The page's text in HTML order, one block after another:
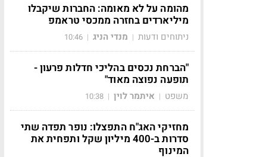
מהומה על לא מאומה: החברות שיקבלו
מיליארדים בחזרה ממכסי טראמפ
ניתוחים ודעות | מנדי הניג |
10:46
"הברחת נכסים בהליכי חדלות פרעון -
תופעה נפוצה מאוד"
משפט | איתמר לוין |
10:38
מחזיקי האג"ח התפצלו: נופר תפדה שתי
סדרות ב-400 מיליון שקל ותפחית את
המינוף